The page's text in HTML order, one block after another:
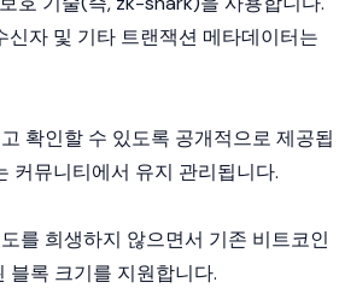
신자 및 기타 트랜잭션 메타데이터는
확인할 수 있도록 공개적으로 제공됩
커뮤니티에서 유지 관리됩니다.
를 희생하지 않으면서 기존 비트코인
블록 크기를 지원합니다.